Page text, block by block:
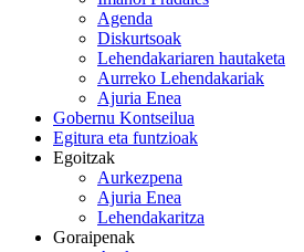
Agenda
Diskurtsoak
Lehendakariaren hautaketa
Aurreko Lehendakariak
Ajuria Enea
Gobernu Kontseilua
Egitura eta funtzioak
Egoitzak
Aurkezpena
Ajuria Enea
Lehendakaritza
Goraipenak